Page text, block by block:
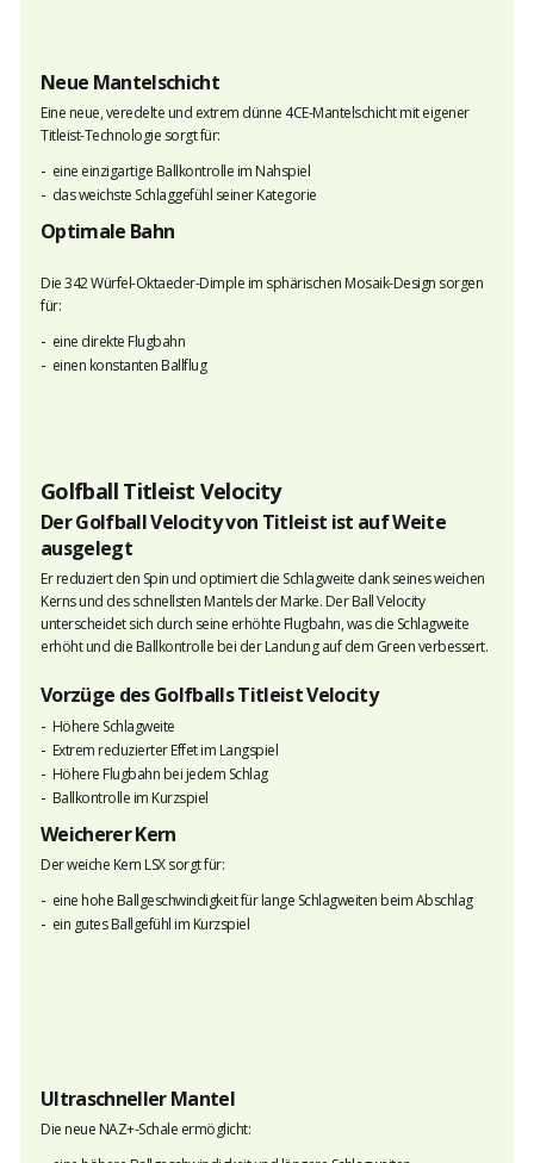
Neue Mantelschicht
Eine neue, veredelte und extrem dünne 4CE-Mantelschicht mit eigener
Titleist-Technologie sorgt für:
eine einzigartige Ballkontrolle im Nahspiel
das weichste Schlaggefühl seiner Kategorie
Optimale Bahn
Die 342 Würfel-Oktaeder-Dimple im sphärischen Mosaik-Design sorgen
für:
eine direkte Flugbahn
einen konstanten Ballflug
Golfball Titleist Velocity
Der Golfball Velocity von Titleist ist auf Weite
ausgelegt
Er reduziert den Spin und optimiert die Schlagweite dank seines weichen
Kerns und des schnellsten Mantels der Marke. Der Ball Velocity
unterscheidet sich durch seine erhöhte Flugbahn, was die Schlagweite
erhöht und die Ballkontrolle bei der Landung auf dem Green verbessert.
Vorzüge des Golfballs Titleist Velocity
Höhere Schlagweite
Extrem reduzierter Effet im Langspiel
Höhere Flugbahn bei jedem Schlag
Ballkontrolle im Kurzspiel
Weicherer Kern
Der weiche Kern LSX sorgt für:
eine hohe Ballgeschwindigkeit für lange Schlagweiten beim Abschlag
ein gutes Ballgefühl im Kurzspiel
Ultraschneller Mantel
Die neue NAZ+-Schale ermöglicht: